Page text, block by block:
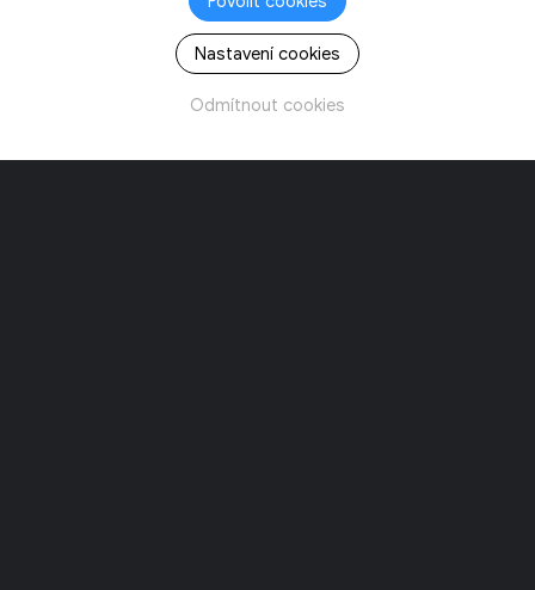
Nastavení cookies
Odmítnout cookies